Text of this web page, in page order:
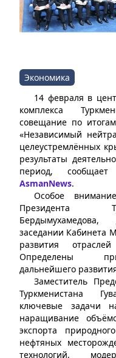
Экономика
14 февраля в
комплекса
совещание по
«Независимый
целеустремлённых
результаты
период, сообщает
AsmanNews.
Особое
Президента
заседании Кабинета
развития
Определены
дальнейшего
Заместитель
Туркменистана
ключевые
наращивание
экспорта
нефтяных
технологий,